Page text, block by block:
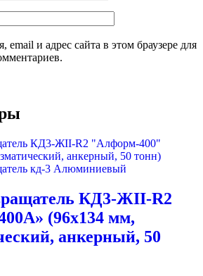
email и адрес сайта в этом браузере для
КД3-ЖII-R2
(96х134 мм,
анкерный, 50